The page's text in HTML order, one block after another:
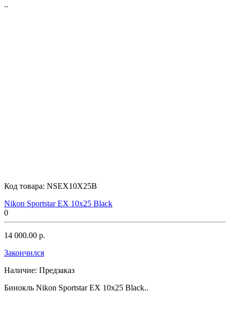
Sturman
..
Код товара: NSEX10X25B
Nikon Sportstar EX 10x25 Black
0
14 000.00 р.
Закончился
Наличие: Предзаказ
Бинокль Nikon Sportstar EX 10x25 Black..